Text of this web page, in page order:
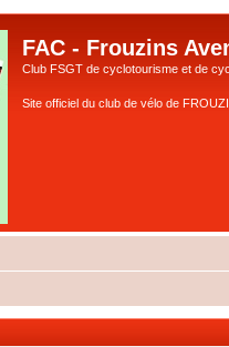
FAC - Frouzins
Club FSGT de cyclotourisme et de
Site officiel du club de vélo de